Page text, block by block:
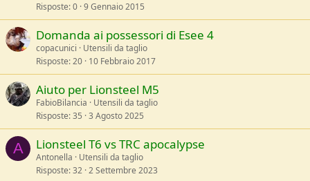
Risposte 0 9 Gennaio 2015
Domanda ai possessori di Esee 4
copacunici
Utensili da taglio
Risposte 20 10 Febbraio 2017
Aiuto per Lionsteel M5
FabioBilancia
Utensili da taglio
Risposte 35 3 Agosto 2025
A Lionsteel T6 vs TRC apocalypse
Antonella
Utensili da taglio
Risposte 32 2 Settembre 2023